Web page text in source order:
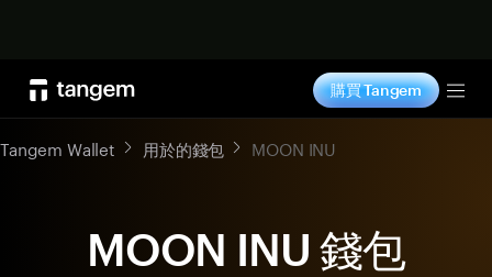
購買 Tangem
Tangem Wallet 用於的錢包 MOON INU
MOON INU 錢包